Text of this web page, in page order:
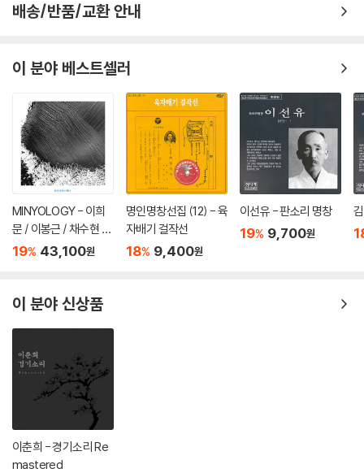
배송/반품/교환 안내
이 분야 베스트셀러
MINYOLOGY - 이희
문 / 이봉근 / 채수현 /
전병훈 / Rob Araujo /
m [LP]
19% 43,100원
명인명창선집 (12) - 육
자배기 걸작선
18% 9,400원
이선유 - 판소리 명창
19% 9,700원
이 분야 신상품
이춘희 - 경기소리 Re
mastered